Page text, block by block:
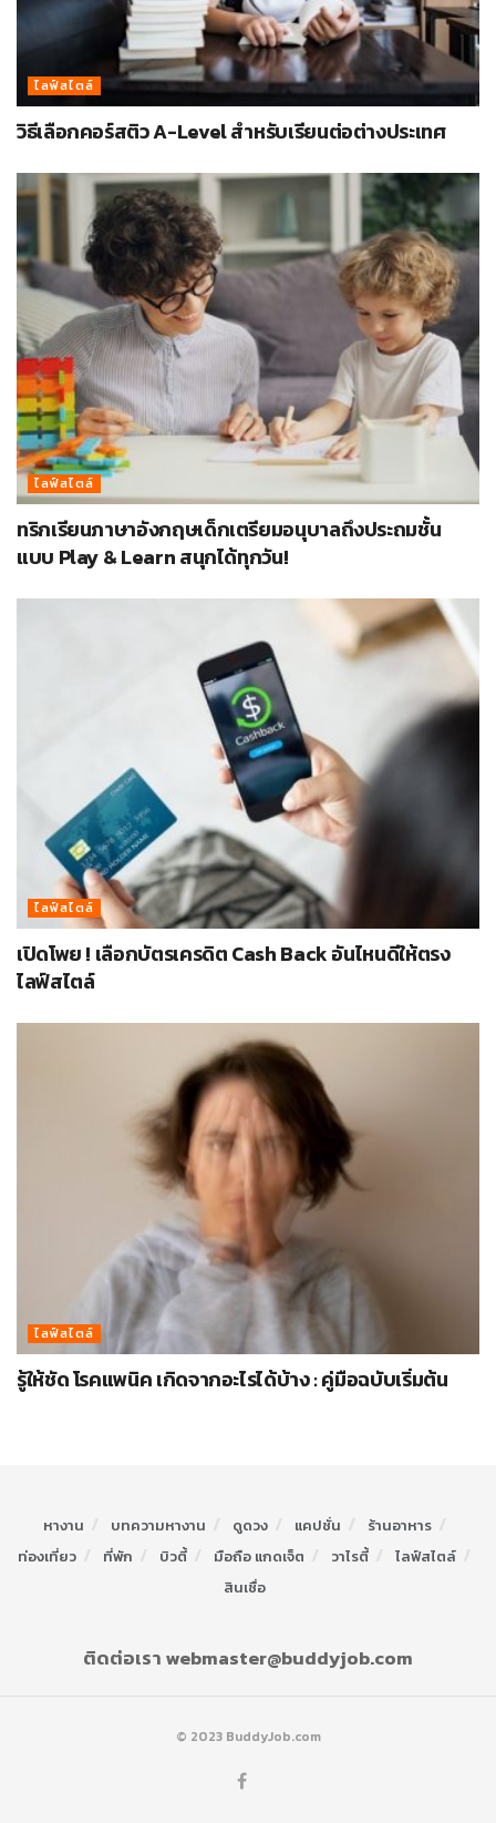
ไลฟ์สไตล์
วิธีเลือกคอร์สติว A-Level สำหรับเรียนต่อต่างประเทศ
ไลฟ์สไตล์
ทริกเรียนภาษาอังกฤษเด็กเตรียมอนุบาลถึงประถมชั้น
แบบ Play & Learn สนุกได้ทุกวัน!
ไลฟ์สไตล์
เปิดโพย ! เลือกบัตรเครดิต Cash Back อันไหนดีให้ตรง
ไลฟ์สไตล์
ไลฟ์สไตล์
รู้ให้ชัด โรคแพนิค เกิดจากอะไรได้บ้าง : คู่มือฉบับเริ่มต้น
หางาน บทความหางาน ดูดวง แคปชั่น
ร้านอาหาร
ท่องเที่ยว
ที่พัก บิวตี้ มือถือ แกดเจ็ต วาไรตี้
ไลฟ์สไตล์
สินเชื่อ
ติดต่อเรา webmaster@buddyjob.com
© 2023 BuddyJob.com